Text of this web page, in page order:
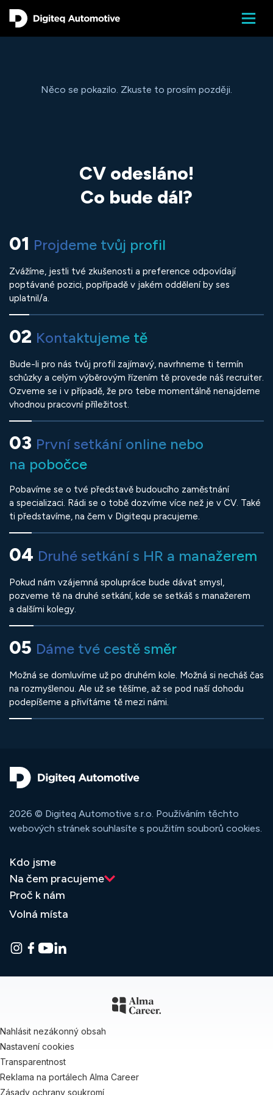
Něco se pokazilo. Zkuste to prosím později.
CV odesláno!
Co bude dál?
01 Projdeme tvůj profil
Zvážíme, jestli tvé zkušenosti a preference odpovídají
poptávané pozici, popřípadě v jakém oddělení by ses
uplatnil/a.
02 Kontaktujeme tě
Bude-li pro nás tvůj profil zajímavý, navrhneme ti termín
schůzky a celým výběrovým řízením tě provede náš recruiter.
Ozveme se i v případě, že pro tebe momentálně nenajdeme
vhodnou pracovní příležitost.
03 První setkání online nebo
na pobočce
Pobavíme se o tvé představě budoucího zaměstnání
a specializaci. Rádi se o tobě dozvíme více než je v CV. Také
ti představíme, na čem v Digitequ pracujeme.
04 Druhé setkání s HR a manažerem
Pokud nám vzájemná spolupráce bude dávat smysl,
pozveme tě na druhé setkání, kde se setkáš s manažerem
a dalšími kolegy.
05 Dáme tvé cestě směr
Možná se domluvíme už po druhém kole. Možná si necháš čas
na rozmyšlenou. Ale už se těšíme, až se pod naší dohodu
podepíšeme a přivítáme tě mezi námi.
2026 © Digiteq Automotive s.r.o. Používáním těchto
webových stránek souhlasíte s použitím souborů cookies.
Kdo jsme
Na čem pracujeme
Proč k nám
Volná místa
Nahlásit nezákonný obsah
Nastavení cookies
Transparentnost
Reklama na portálech Alma Career
Zásady ochrany soukromí